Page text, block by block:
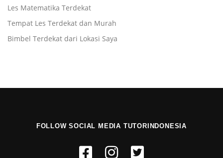
Les Matematika Terdekat
Tempat Les Terdekat dan Murah
Bimbel Terdekat dari Lokasi Saya
FOLLOW SOCIAL MEDIA TUTORINDONESIA